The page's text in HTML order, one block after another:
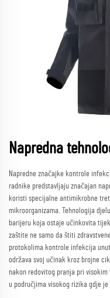
Napredna
Napredne značajke kontrole
radnike predstavljaju značajan
koristi specijalne antimikrobne
mikroorganizama. Tehnologija
barijeru koja ostaje učinkovita
zaštite ne samo da štiti
protokolima kontrole infekcija
održava svoj učinak kroz brojne
nakon redovitog pranja pri visokim
u područjima visokog rizika gdje